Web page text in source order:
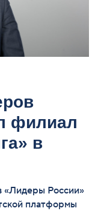
филиал
в
«Лидеры России»
платформы